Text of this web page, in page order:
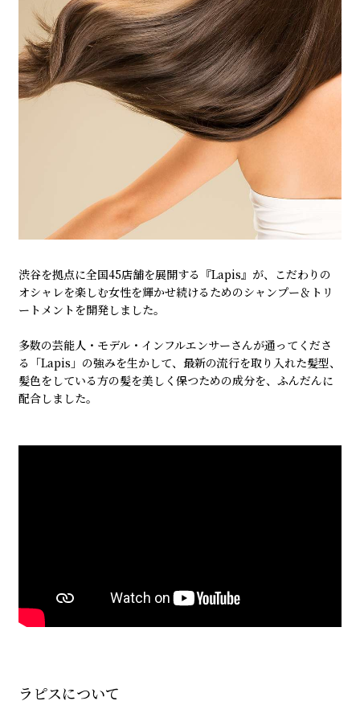
渋谷を拠点に全国45店舗を展開する『Lapis』が、こだわりの
オシャレを楽しむ女性を輝かせ続けるためのシャンプー＆トリ
ートメントを開発しました。
多数の芸能人・モデル・インフルエンサーさんが通ってくださ
る「Lapis」の強みを生かして、最新の流行を取り入れた髪型、
髪色をしている方の髪を美しく保つための成分を、ふんだんに
配合しました。
ラピスについて